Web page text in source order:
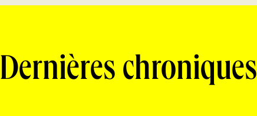
Dernières chroniques